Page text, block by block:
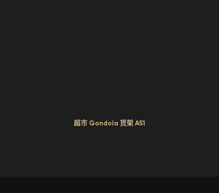
超市 Gondola 货架 A51